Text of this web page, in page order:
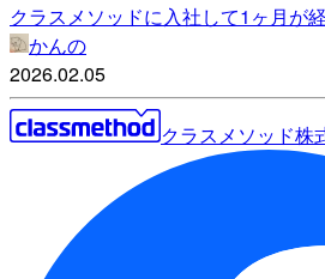
クラスメソッドに入社して1ヶ月が
かんの
2026.02.05
クラスメソッド株